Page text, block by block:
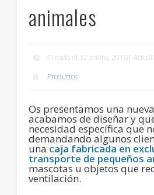
animales
Creado el 12 enero, 2016|
Productos
Os presentamos una
acabamos de diseñar y
necesidad específica que
demandando algunos
una caja fabricada en
transporte de pequeños
mascotas u objetos que
ventilación.